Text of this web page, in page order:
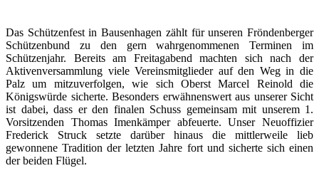
Das Schützenfest in Bausenhagen zählt für unseren Fröndenberger
Schützenbund zu den gern wahrgenommenen Terminen im
Schützenjahr. Bereits am Freitagabend machten sich nach der
Aktivenversammlung viele Vereinsmitglieder auf den Weg in die
Palz um mitzuverfolgen, wie sich Oberst Marcel Reinold die
Königswürde sicherte. Besonders erwähnenswert aus unserer Sicht
ist dabei, dass er den finalen Schuss gemeinsam mit unserem 1.
Vorsitzenden Thomas Imenkämper abfeuerte. Unser Neuoffizier
Frederick Struck setzte darüber hinaus die mittlerweile lieb
gewonnene Tradition der letzten Jahre fort und sicherte sich einen
der beiden Flügel.